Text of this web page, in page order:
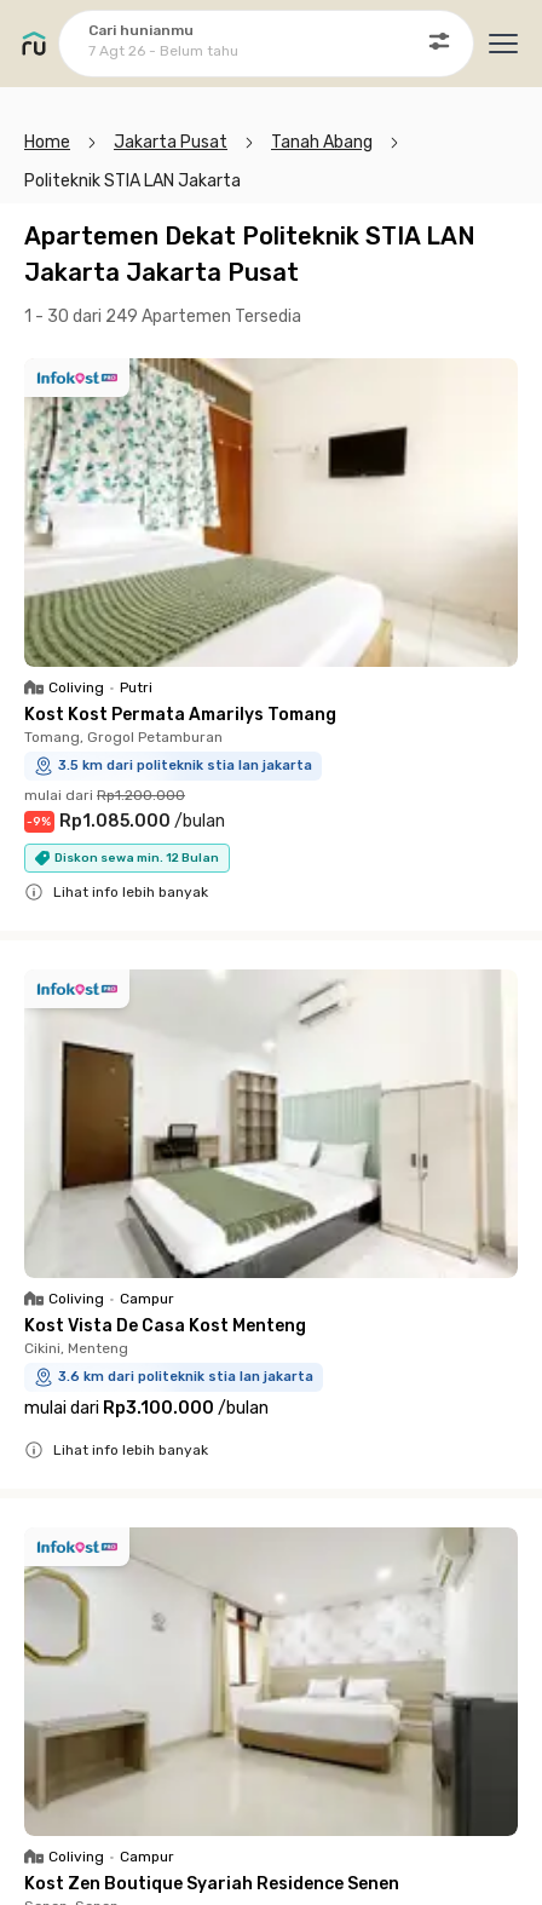
Cari hunianmu
7 Agt 26 - Belum tahu
Home Jakarta Pusat
Tanah Abang
Politeknik STIA LAN Jakarta
Apartemen Dekat Politeknik STIA LAN
Jakarta Jakarta Pusat
1 - 30 dari 249 Apartemen Tersedia
Coliving • Putri
Kost Kost Permata Amarilys Tomang
Tomang, Grogol Petamburan
3.5 km dari politeknik stia lan jakarta
mulai dari Rp1.200.000
-9% Rp1.085.000 /bulan
Diskon sewa min. 12 Bulan
Lihat info lebih banyak
Coliving • Campur
Kost Vista De Casa Kost Menteng
Cikini, Menteng
3.6 km dari politeknik stia lan jakarta
mulai dari Rp3.100.000 /bulan
Lihat info lebih banyak
Coliving • Campur
Kost Zen Boutique Syariah Residence Senen